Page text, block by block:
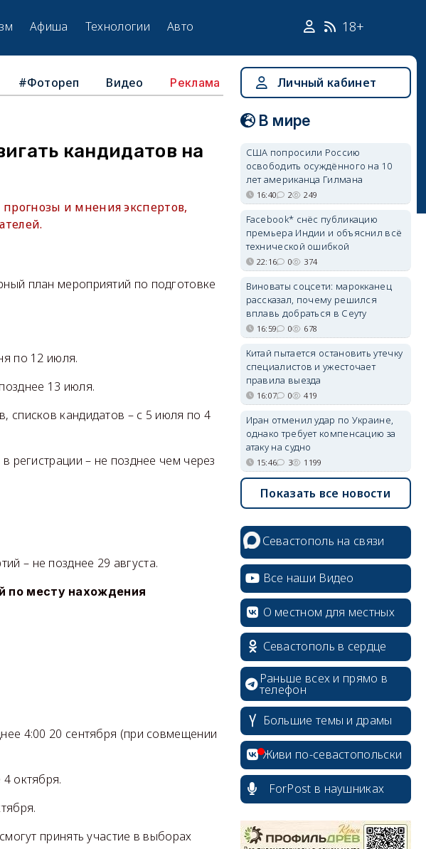
Афиша Технологии Авто 18+
#Фотореп Видео Реклама
кандидатов на
прогнозы и мнения экспертов,
план мероприятий по подготовке
по 12 июля.
13 июля.
списков кандидатов – с 5 июля по 4
регистрации – не позднее чем через
– не позднее 29 августа.
по месту нахождения
4:00 20 сентября (при совмещении
октября.
принять участие в выборах
Личный кабинет
В мире
США попросили Россию
освободить осуждённого на 10
лет американца Гилмана
16:40 2 249
Facebook* снёс публикацию
премьера Индии и объяснил всё
технической ошибкой
22:16 0 374
Виноваты соцсети: марокканец
рассказал, почему решился
вплавь добраться в Сеуту
16:59 0 678
Китай пытается остановить утечку
специалистов и ужесточает
правила выезда
16:07 0 419
Иран отменил удар по Украине,
однако требует компенсацию за
атаку на судно
15:46 3 1199
Показать все новости
Севастополь на связи
Все наши Видео
О местном для местных
Севастополь в сердце
Раньше всех и прямо в
телефон
Большие темы и драмы
Живи по-севастопольски
ForPost в наушниках